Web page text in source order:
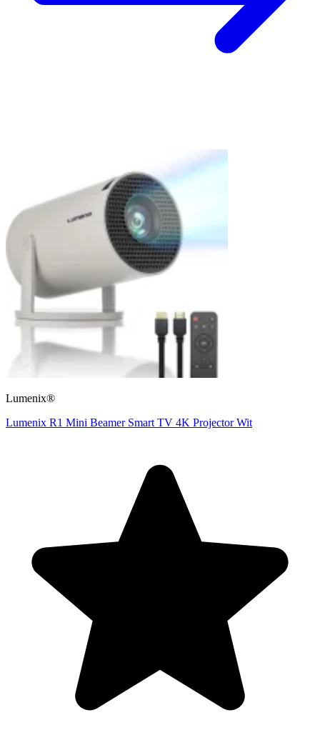
Lumenix®
Lumenix R1 Mini Beamer Smart TV 4K Projector Wit